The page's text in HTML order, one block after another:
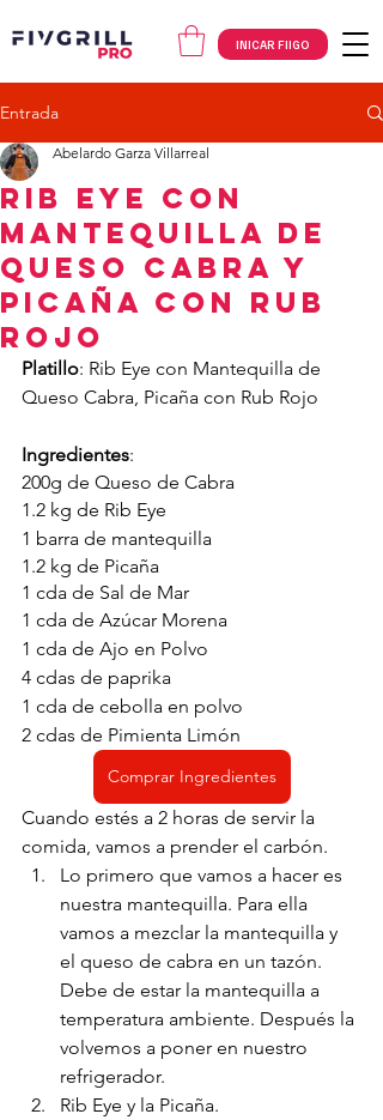
INICAR FIIGO
Entrada
RIB EYE CON
MANTEQUILLA DE
QUESO CABRA y
PICAÑA CON RUB
ROJO
Abelardo Garza Villarreal
Platillo: Rib Eye con Mantequilla de
Queso Cabra, Picaña con Rub Rojo
Ingredientes:
200g de Queso de Cabra
1.2 kg de Rib Eye
1 barra de mantequilla
1.2 kg de Picaña
1 cda de Sal de Mar
1 cda de Azúcar Morena
1 cda de Ajo en Polvo
4 cdas de paprika
1 cda de cebolla en polvo
2 cdas de Pimienta Limón
Comprar Ingredientes
Cuando estés a 2 horas de servir la
comida, vamos a prender el carbón.
Lo primero que vamos a hacer es
nuestra mantequilla. Para ella
vamos a mezclar la mantequilla y
el queso de cabra en un tazón.
Debe de estar la mantequilla a
temperatura ambiente. Después la
volvemos a poner en nuestro
refrigerador.
Rib Eye y la Picaña.